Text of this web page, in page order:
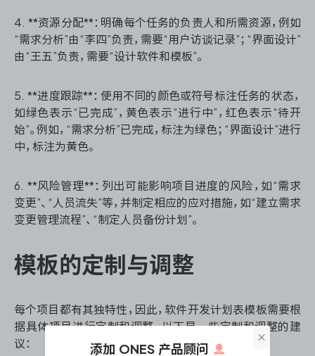
4. **资源分配**：明确每个任务的负责人和所需资源，例如
“需求分析”由“李四”负责，需要“用户访谈记录”；“界面设计”
由“王五”负责，需要“设计软件和模板”。
5. **进度跟踪**：使用不同的颜色或符号标注任务的状态，
如绿色表示“已完成”，黄色表示“进行中”，红色表示“待开
始”。例如，“需求分析”已完成，标注为绿色；“界面设计”进行
中，标注为黄色。
6. **风险管理**：列出可能影响项目进度的风险，如“需求
变更”、“人员流失”等，并制定相应的应对措施，如“建立需求
变更管理流程”、“制定人员备份计划”。
模板的定制与调整
每个项目都有其独特性，因此，软件开发计划表模板需要根
据具体项目进行定制和调整。以下是一些定制和调整的建
议：
×
添加 ONES 产品顾问